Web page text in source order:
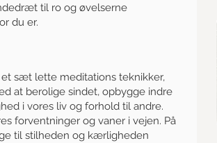
til ro og øvelserne
du er.
sæt lette meditations teknikker,
at berolige sindet, opbygge indre
i vores liv og forhold til andre.
forventninger og vaner i vejen. På
til stilheden og kærligheden